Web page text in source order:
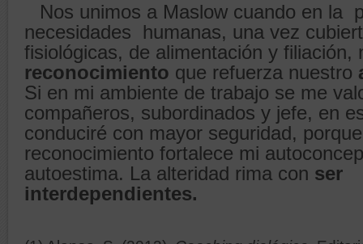
Nos unimos a Maslow cuando en la
necesidades humanas, una vez
fisiológicas, de alimentación y filiación,
reconocimiento que refuerza nuestro
Si en mi ambiente de trabajo se me
compañeros, subordinados y jefe, en
conduciré con mayor seguridad,
reconocimiento fortalece mi
autoestima. La alteridad rima con ser
interdependientes.